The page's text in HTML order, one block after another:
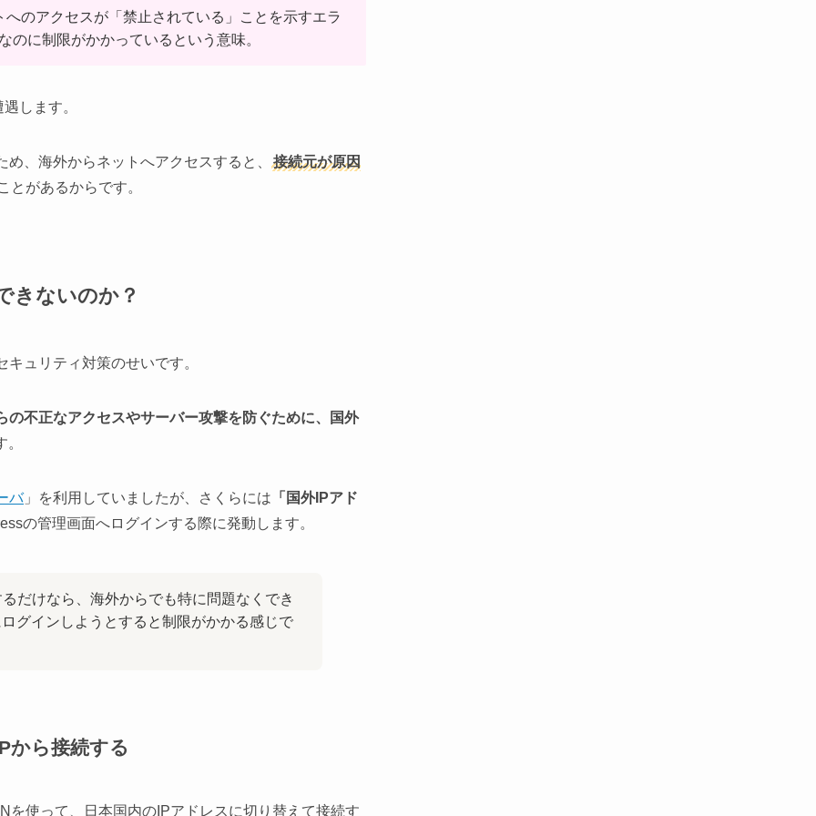
のアクセスが「禁止されている」ことを示すエラ
のに制限がかかっているという意味。
します。
、海外からネットへアクセスすると、
接続元が原因
とがあるからです。
きないのか？
ュリティ対策のせいです。
の不正なアクセスやサーバー攻撃を防ぐために、国外
バ」を利用していましたが、さくらには 「国外IPアド
の管理画面へログインする際に発動します。
だけなら、海外からでも特に問題なくでき
グインしようとすると制限がかかる感じで
から接続する
を使って、日本国内のIPアドレスに切り替えて接続す